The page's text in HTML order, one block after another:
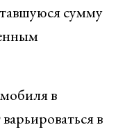
сумму
в
в